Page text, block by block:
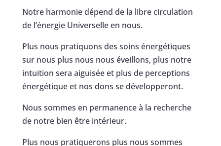
Notre harmonie dépend de la libre circulation
de l’énergie Universelle en nous.
Plus nous pratiquons des soins énergétiques
sur nous plus nous nous éveillons, plus notre
intuition sera aiguisée et plus de perceptions
énergétique et nos dons se développeront.
Nous sommes en permanence à la recherche
de notre bien être intérieur.
Plus nous pratiquerons plus nous sommes